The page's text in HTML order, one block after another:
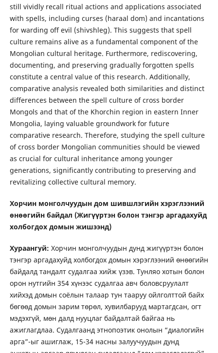
still vividly recall ritual actions and applications associated
with spells, including curses (haraal dom) and incantations
for warding off evil (shivshleg). This suggests that spell
culture remains alive as a fundamental component of the
Mongolian cultural heritage. Furthermore, rediscovering,
documenting, and preserving gradually forgotten spells
constitute a central value of this research. Additionally,
comparative analysis revealed both similarities and distinct
differences between the spell culture of cross border
Mongols and that of the Khorchin region in eastern Inner
Mongolia, laying valuable groundwork for future
comparative research. Therefore, studying the spell culture
of cross border Mongolian communities should be viewed
as crucial for cultural inheritance among younger
generations, significantly contributing to preserving and
revitalizing collective cultural memory.
Хорчин монголчуудын дом шившлэгийн хэрэглээний
өнөөгийн байдал (Жигүүртэн болон тэнгэр аргадахуйд
холбогдох домын жишээнд)
Хураангуй: Хорчин монголчуудын дунд жигүүртэн болон
тэнгэр аргадахуйд холбогдох домын хэрэглээний өнөөгийн
байдалд тандалт судалгаа хийж үзэв. Тунляо хотын болон
орон нутгийн 354 хүнээс судалгаа авч боловсруулалт
хийхэд домын соёлын талаар тун тааруу ойлголттой байх
бөгөөд домын зарим төрөл, хувилбарууд мартагдсан, огт
мэдэхгүй, мөн далд нууцлаг байдалтай байгаа нь
ажиглагдлаа. Судалгаанд этнопоэтик онолын “диалогийн
арга”-ыг ашиглаж, 15-34 насны залуучуудын дунд